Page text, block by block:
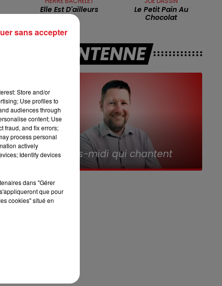
12h00 - 13h00
RDL & VOUS
Elle Est D'ailleurs
Le Petit Pain Au
Chocolat
A L'ANTENNE
chantent
16h00 - 19h00
Le Jukebox RDL
Store and/or
Use profiles to
audiences through
content; Use
fraud, and fix errors;
process personal
actively
Identify devices
dans "Gérer
que pour
cookies" situé en
sans accepter